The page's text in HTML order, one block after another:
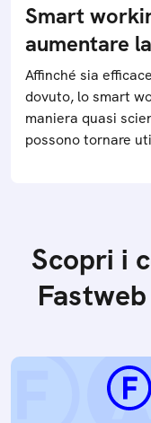
Smart
aumentare
Affinché sia
dovuto, lo smart
maniera quasi
possono tornare
Scopri i